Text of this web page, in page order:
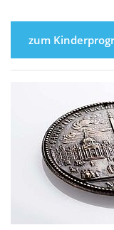
zum